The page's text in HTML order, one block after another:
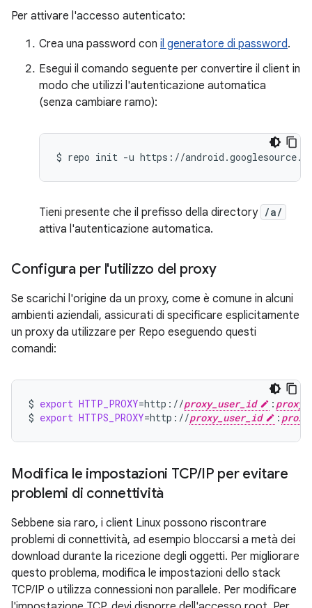
Per attivare l'accesso autenticato:
Crea una password con il generatore di password.
Esegui il comando seguente per convertire il client in
modo che utilizzi l'autenticazione automatica
(senza cambiare ramo):
$ repo init -u
Tieni presente che il prefisso della directory /a/
attiva l'autenticazione automatica.
Configura per l'utilizzo del proxy
Se scarichi l'origine da un proxy, come è comune in alcuni
ambienti aziendali, assicurati di specificare esplicitamente
un proxy da utilizzare per Repo eseguendo questi
comandi:
$ export HTTP_PROXY=http://proxy_user_id :
$ export HTTPS_PROXY=http://proxy_user_id :
Modifica le impostazioni TCP/IP per evitare
problemi di connettività
Sebbene sia raro, i client Linux possono riscontrare
problemi di connettività, ad esempio bloccarsi a metà dei
download durante la ricezione degli oggetti. Per migliorare
questo problema, modifica le impostazioni dello stack
TCP/IP o utilizza connessioni non parallele. Per modificare